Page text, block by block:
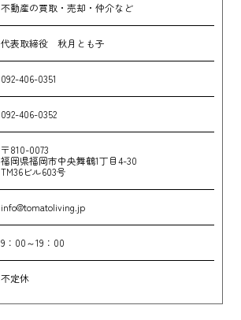
不動産の買取・売却・仲介など
代表取締役 秋月とも子
092-406-0351
092-406-0352
〒810-0073
福岡県福岡市中央舞鶴1丁目4-30
TM36ビル603号
info@tomatoliving.jp
9：00～19：00
不定休